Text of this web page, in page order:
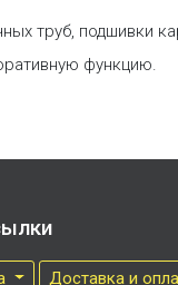
труб, подшивки
функцию.
Доставка и